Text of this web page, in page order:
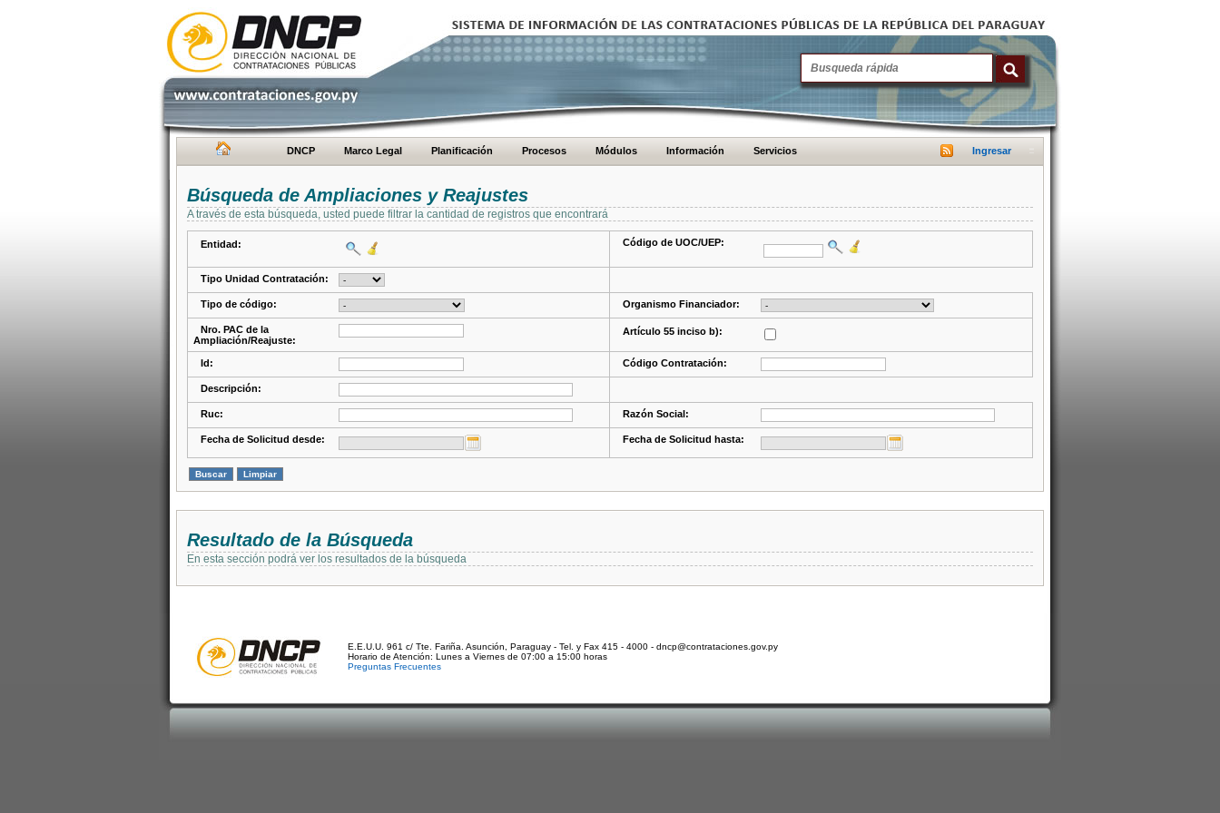
DNCP Marco Legal Planificación Procesos Módulos Información Servicios Ingresar
Búsqueda de Ampliaciones y Reajustes
A través de esta búsqueda, usted puede filtrar la cantidad de registros que encontrará
Entidad: Código de UOC/UEP:
Tipo Unidad Contratación:
Tipo de código: Organismo Financiador:
Nro. PAC de la
Ampliación/Reajuste:
Artículo 55 inciso b):
Id: Código Contratación:
Descripción:
Ruc: Razón Social:
Fecha de Solicitud desde: Fecha de Solicitud hasta:
Resultado de la Búsqueda
En esta sección podrá ver los resultados de la búsqueda
E.E.U.U. 961 c/ Tte. Fariña. Asunción, Paraguay - Tel. y Fax 415 - 4000 - dncp@contrataciones.gov.py
Horario de Atención: Lunes a Viernes de 07:00 a 15:00 horas
Preguntas Frecuentes